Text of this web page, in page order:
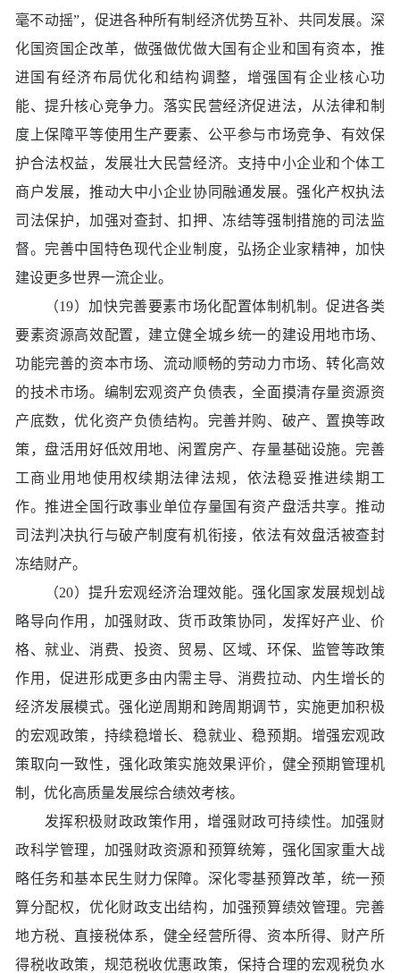
毫不动摇”，促进各种所有制经济优势互补、共同发展。深
化国资国企改革，做强做优做大国有企业和国有资本，推
进国有经济布局优化和结构调整，增强国有企业核心功
能、提升核心竞争力。落实民营经济促进法，从法律和制
度上保障平等使用生产要素、公平参与市场竞争、有效保
护合法权益，发展壮大民营经济。支持中小企业和个体工
商户发展，推动大中小企业协同融通发展。强化产权执法
司法保护，加强对查封、扣押、冻结等强制措施的司法监
督。完善中国特色现代企业制度，弘扬企业家精神，加快
建设更多世界一流企业。
（19）加快完善要素市场化配置体制机制。促进各类
要素资源高效配置，建立健全城乡统一的建设用地市场、
功能完善的资本市场、流动顺畅的劳动力市场、转化高效
的技术市场。编制宏观资产负债表，全面摸清存量资源资
产底数，优化资产负债结构。完善并购、破产、置换等政
策，盘活用好低效用地、闲置房产、存量基础设施。完善
工商业用地使用权续期法律法规，依法稳妥推进续期工
作。推进全国行政事业单位存量国有资产盘活共享。推动
司法判决执行与破产制度有机衔接，依法有效盘活被查封
冻结财产。
（20）提升宏观经济治理效能。强化国家发展规划战
略导向作用，加强财政、货币政策协同，发挥好产业、价
格、就业、消费、投资、贸易、区域、环保、监管等政策
作用，促进形成更多由内需主导、消费拉动、内生增长的
经济发展模式。强化逆周期和跨周期调节，实施更加积极
的宏观政策，持续稳增长、稳就业、稳预期。增强宏观政
策取向一致性，强化政策实施效果评价，健全预期管理机
制，优化高质量发展综合绩效考核。
发挥积极财政政策作用，增强财政可持续性。加强财
政科学管理，加强财政资源和预算统筹，强化国家重大战
略任务和基本民生财力保障。深化零基预算改革，统一预
算分配权，优化财政支出结构，加强预算绩效管理。完善
地方税、直接税体系，健全经营所得、资本所得、财产所
得税收政策，规范税收优惠政策，保持合理的宏观税负水